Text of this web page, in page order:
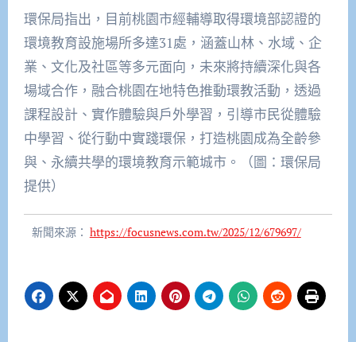
環保局指出，目前桃園市經輔導取得環境部認證的
環境教育設施場所多達31處，涵蓋山林、水域、企
業、文化及社區等多元面向，未來將持續深化與各
場域合作，融合桃園在地特色推動環教活動，透過
課程設計、實作體驗與戶外學習，引導市民從體驗
中學習、從行動中實踐環保，打造桃園成為全齡參
與、永續共學的環境教育示範城市。（圖：環保局
提供）
新聞來源： https://focusnews.com.tw/2025/12/679697/